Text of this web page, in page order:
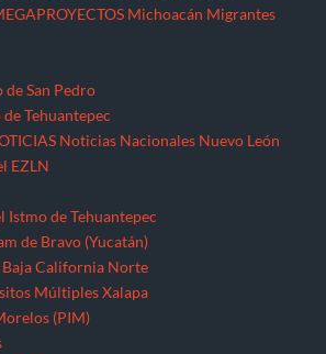
Michoacán Migrantes
San Pedro
Tehuantepec
Noticias Nacionales Nuevo León
EZLN
de Tehuantepec
de Bravo (Yucatán)
Baja California Norte
Múltiples Xalapa
(PIM)